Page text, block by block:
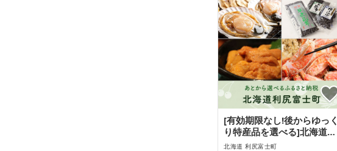
[有効期限なし!後からゆっく
り特産品を選べる]北海道利
尻富士町カタログポイント
北海道 利尻富士町